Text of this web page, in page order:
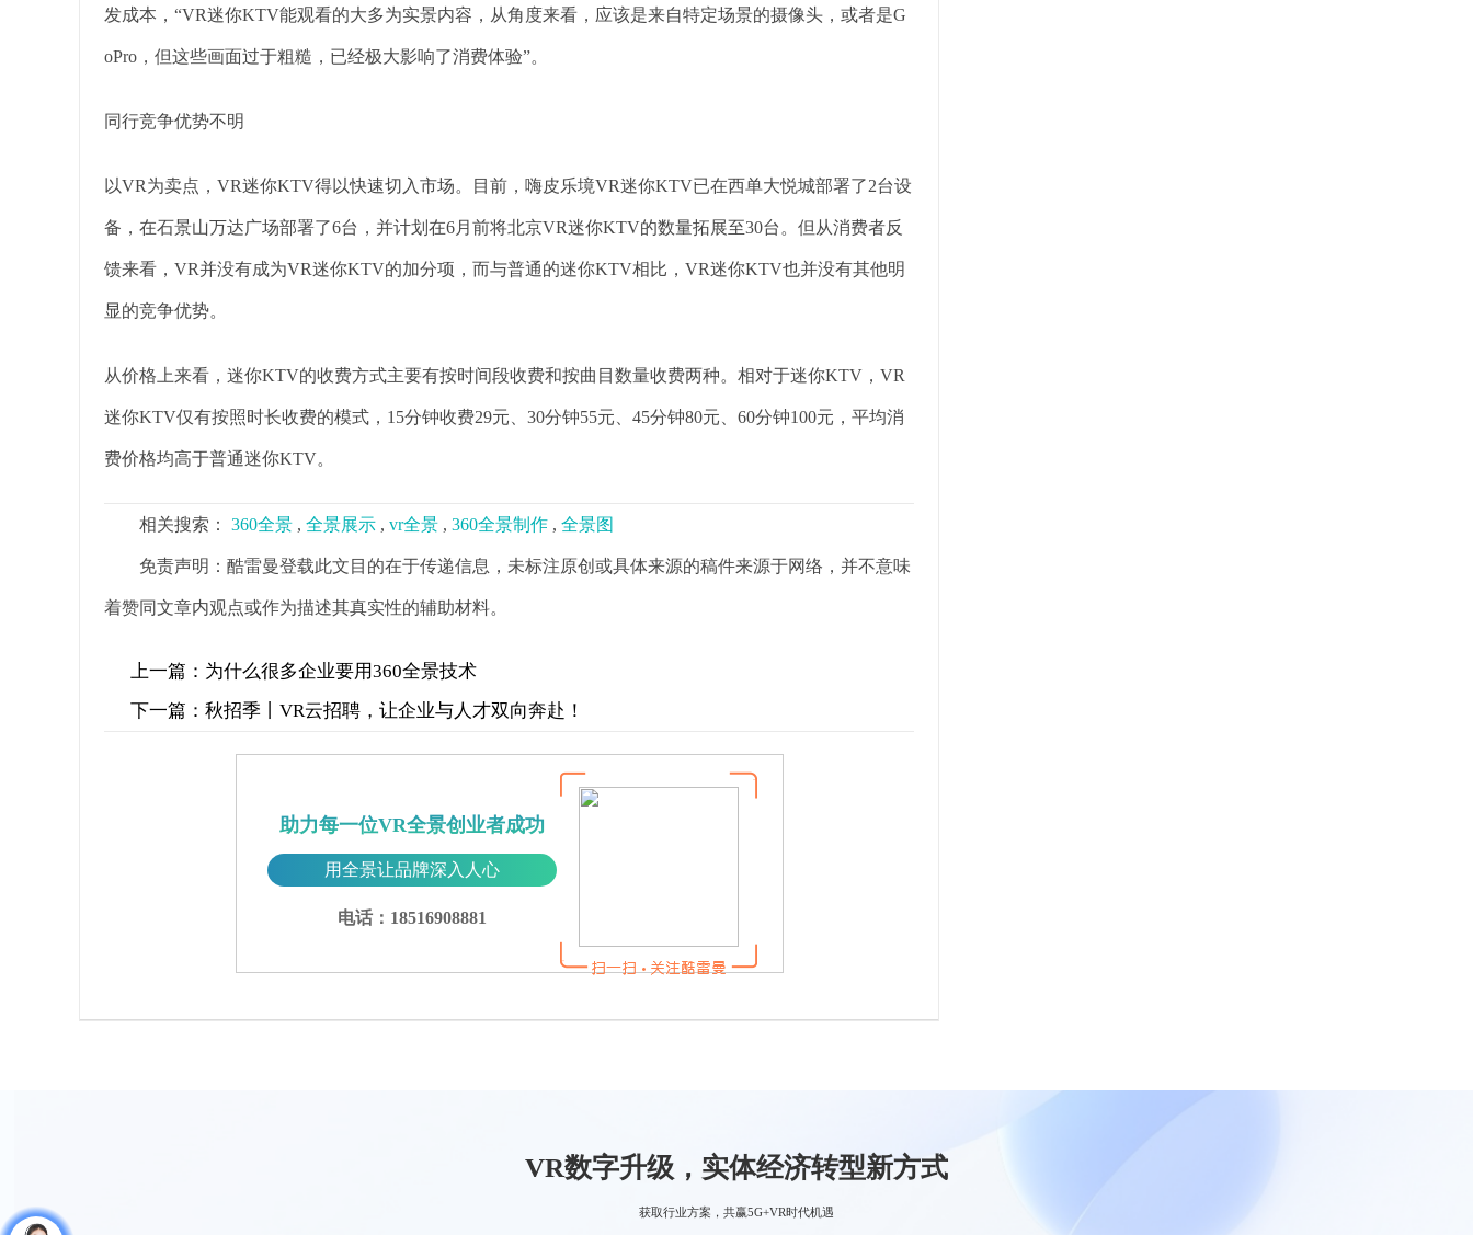
发成本，“VR迷你KTV能观看的大多为实景内容，从角度来看，应该是来自特定场景的摄像头，或者是G
oPro，但这些画面过于粗糙，已经极大影响了消费体验”。
同行竞争优势不明
以VR为卖点，VR迷你KTV得以快速切入市场。目前，嗨皮乐境VR迷你KTV已在西单大悦城部署了2台设
备，在石景山万达广场部署了6台，并计划在6月前将北京VR迷你KTV的数量拓展至30台。但从消费者反
馈来看，VR并没有成为VR迷你KTV的加分项，而与普通的迷你KTV相比，VR迷你KTV也并没有其他明
显的竞争优势。
从价格上来看，迷你KTV的收费方式主要有按时间段收费和按曲目数量收费两种。相对于迷你KTV，VR
迷你KTV仅有按照时长收费的模式，15分钟收费29元、30分钟55元、45分钟80元、60分钟100元，平均消
费价格均高于普通迷你KTV。
相关搜索： 360全景 , 全景展示 , vr全景 , 360全景制作 , 全景图
免责声明：酷雷曼登载此文目的在于传递信息，未标注原创或具体来源的稿件来源于网络，并不意味
着赞同文章内观点或作为描述其真实性的辅助材料。
上一篇： 为什么很多企业要用360全景技术
下一篇： 秋招季丨VR云招聘，让企业与人才双向奔赴！
助力每一位VR全景创业者成功
用全景让品牌深入人心
电话：18516908881
VR数字升级，实体经济转型新方式
获取行业方案，共赢5G+VR时代机遇